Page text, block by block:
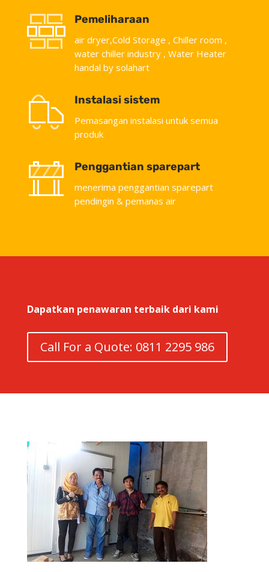
Pemeliharaan
air dryer,Cold Storage , Chiller room ,
water chiller industry , Water Heater
handal by solahart
Instalasi sistem
Pemasangan instalasi untuk semua
produk
Penggantian sparepart
menerima penggantian sparepart
pendingin & pemanas air
Dapatkan penawaran terbaik dari kami
Call For a Quote: 0811 2295 986